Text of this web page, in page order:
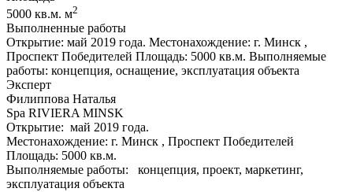
5000 кв.м. м2
Выполненные работы
Открытие: май 2019 года. Местонахождение: г. Минск ,
Проспект Победителей Площадь: 5000 кв.м. Выполняемые
работы: концепция, оснащение, эксплуатация объекта
Эксперт
Филиппова Наталья
Spa RIVIERA MINSK
Открытие: май 2019 года.
Местонахождение: г. Минск , Проспект Победителей
Площадь: 5000 кв.м.
Выполняемые работы: концепция, проект, маркетинг,
эксплуатация объекта